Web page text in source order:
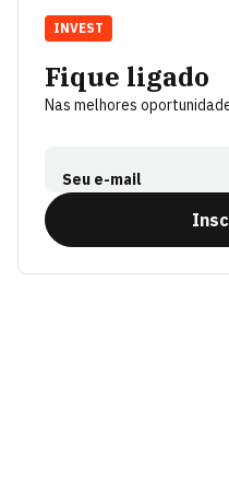
Fique ligado
Nas melhores
Seu e-mail
INVEST